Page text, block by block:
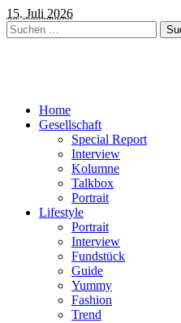
15. Juli 2026
Suchen
nach:
Home
Gesellschaft
Special Report
Interview
Kolumne
Talkbox
Portrait
Lifestyle
Portrait
Interview
Fundstück
Guide
Yummy
Fashion
Trend